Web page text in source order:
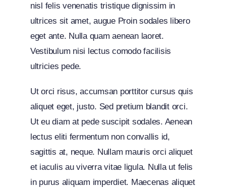
nisl felis venenatis tristique dignissim in
ultrices sit amet, augue Proin sodales libero
eget ante. Nulla quam aenean laoret.
Vestibulum nisi lectus comodo facilisis
ultricies pede.
Ut orci risus, accumsan porttitor cursus quis
aliquet eget, justo. Sed pretium blandit orci.
Ut eu diam at pede suscipit sodales. Aenean
lectus eliti fermentum non convallis id,
sagittis at, neque. Nullam mauris orci aliquet
et iaculis au viverra vitae ligula. Nulla ut felis
in purus aliquam imperdiet. Maecenas aliquet